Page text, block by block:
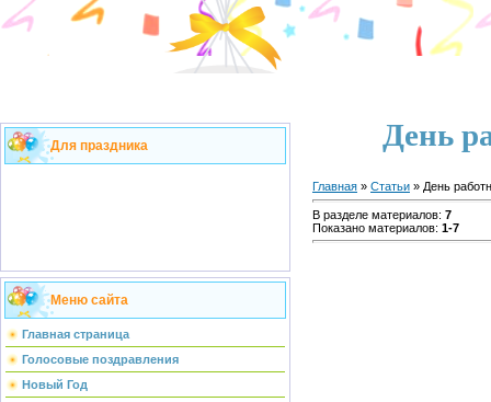
Для праздника
Меню сайта
Главная страница
Голосовые поздравления
Новый Год
День
Главная » Статьи » День
В разделе материалов: 7
Показано материалов: 1-7